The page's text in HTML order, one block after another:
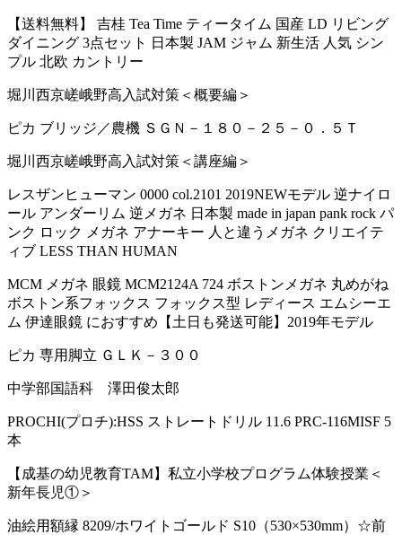
【送料無料】 吉桂 Tea Time ティータイム 国産 LD リビング
ダイニング 3点セット 日本製 JAM ジャム 新生活 人気 シン
プル 北欧 カントリー
堀川西京嵯峨野高入試対策＜概要編＞
ピカ ブリッジ／農機 ＳＧＮ－１８０－２５－０．５Ｔ
堀川西京嵯峨野高入試対策＜講座編＞
レスザンヒューマン 0000 col.2101 2019NEWモデル 逆ナイロ
ール アンダーリム 逆メガネ 日本製 made in japan pank rock パ
ンク ロック メガネ アナーキー 人と違うメガネ クリエイテ
ィブ LESS THAN HUMAN
MCM メガネ 眼鏡 MCM2124A 724 ボストンメガネ 丸めがね
ボストン系フォックス フォックス型 レディース エムシーエ
ム 伊達眼鏡 におすすめ【土日も発送可能】2019年モデル
ピカ 専用脚立 ＧＬＫ－３００
中学部国語科 澤田俊太郎
PROCHI(プロチ):HSS ストレートドリル 11.6 PRC-116MISF 5
本
【成基の幼児教育TAM】私立小学校プログラム体験授業＜
新年長児①＞
油絵用額縁 8209/ホワイトゴールド S10（530×530mm）☆前